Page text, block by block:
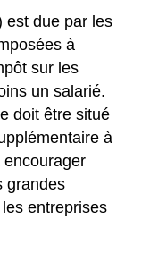
est due par les
à
sur les
un salarié.
doit être situé
à
encourager
grandes
entreprises